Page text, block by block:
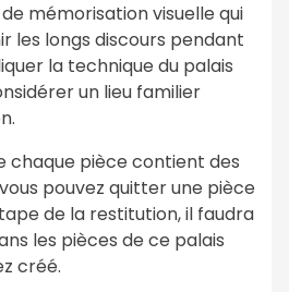
mémorisation visuelle qui
les longs discours pendant
la technique du palais
un lieu familier
chaque pièce contient des
pouvez quitter une pièce
de la restitution, il faudra
les pièces de ce palais
créé.